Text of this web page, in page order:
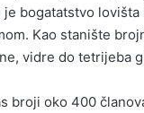
bogatatstvo
Kao stanište
vidre do tetrijeba
broji oko 400